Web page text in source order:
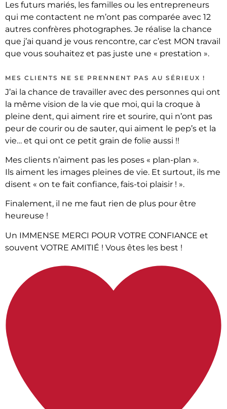
Les futurs mariés, les familles ou les entrepreneurs
qui me contactent ne m’ont pas comparée avec 12
autres confrères photographes. Je réalise la chance
que j’ai quand je vous rencontre, car c’est MON travail
que vous souhaitez et pas juste une « prestation ».
MES CLIENTS NE SE PRENNENT PAS AU SÉRIEUX !
J’ai la chance de travailler avec des personnes qui ont
la même vision de la vie que moi, qui la croque à
pleine dent, qui aiment rire et sourire, qui n’ont pas
peur de courir ou de sauter, qui aiment le pep’s et la
vie… et qui ont ce petit grain de folie aussi !!
Mes clients n’aiment pas les poses « plan-plan ».
Ils aiment les images pleines de vie. Et surtout, ils me
disent « on te fait confiance, fais-toi plaisir ! ».
Finalement, il ne me faut rien de plus pour être
heureuse !
Un IMMENSE MERCI POUR VOTRE CONFIANCE et
souvent VOTRE AMITIÉ ! Vous êtes les best !